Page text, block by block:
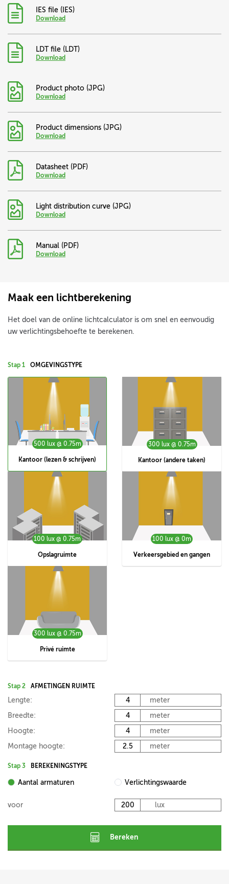
IES file ( IES)
Download
LDT file (LDT)
Download
Product photo (JPG)
Download
Product dimensions (JPG)
Download
Datasheet (PDF)
Download
Light distribution curve (JPG)
Download
Manual (PDF)
Download
Maak een lichtberekening
Het doel van de online lichtcalculator is om snel en eenvoudig
uw verlichtingsbehoefte te berekenen.
Stap 1 OMGEVINGSTYPE
500 lux @ 0.75m
Kantoor (lezen & schrijven)
300 lux @ 0.75m
Kantoor (andere taken)
100 lux @ 0.75m
Opslagruimte
100 lux @ 0m
Verkeersgebied en gangen
300 lux @ 0.75m
Privé ruimte
Stap 2 AFMETINGEN RUIMTE
Lengte:
meter
Breedte:
meter
Hoogte:
meter
Montage hoogte:
meter
Stap 3 BEREKENINGSTYPE
Aantal armaturen Verlichtingswaarde
voor lux
Bereken